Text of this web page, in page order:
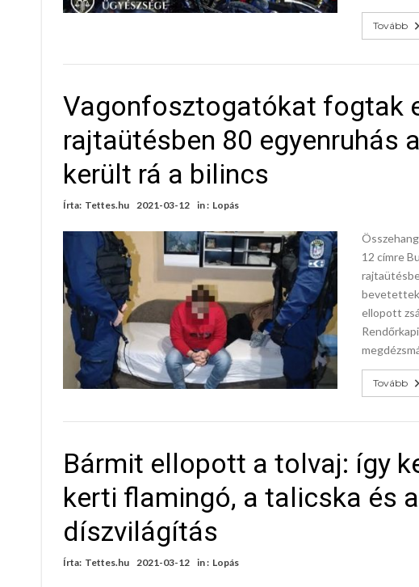
Tovább
Vagonfosztogatókat fogtak
rajtaütésben 80 egyenruhás
került rá a bilincs
Írta: Tettes.hu 2021-03-12 in : Lopás
12 címre
bevetettek
ellopott
Tovább
Bármit ellopott a tolvaj: így
kerti flamingó, a talicska és
díszvilágítás
Írta: Tettes.hu 2021-03-12 in : Lopás